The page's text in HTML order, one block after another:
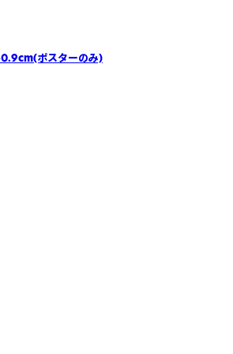
ポスターのみ)